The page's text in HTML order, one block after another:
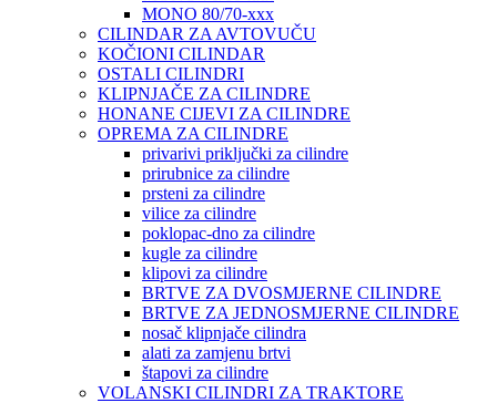
MONO 80/70-xxx
CILINDAR ZA AVTOVUČU
KOČIONI CILINDAR
OSTALI CILINDRI
KLIPNJAČE ZA CILINDRE
HONANE CIJEVI ZA CILINDRE
OPREMA ZA CILINDRE
privarivi priključki za cilindre
prirubnice za cilindre
prsteni za cilindre
vilice za cilindre
poklopac-dno za cilindre
kugle za cilindre
klipovi za cilindre
BRTVE ZA DVOSMJERNE CILINDRE
BRTVE ZA JEDNOSMJERNE CILINDRE
nosač klipnjače cilindra
alati za zamjenu brtvi
štapovi za cilindre
VOLANSKI CILINDRI ZA TRAKTORE